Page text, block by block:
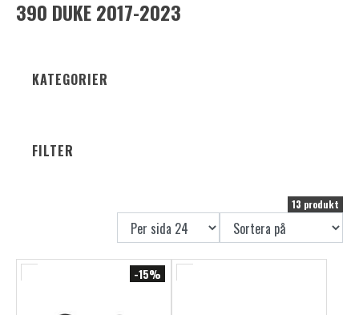
390 DUKE 2017-2023
KATEGORIER
FILTER
13 produkt
-15%